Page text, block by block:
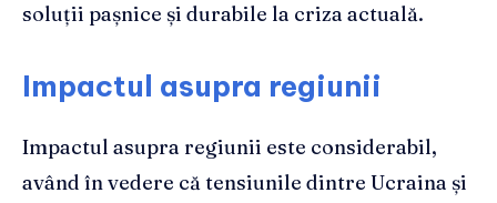
soluții pașnice și durabile la criza actuală.
Impactul asupra regiunii
Impactul asupra regiunii este considerabil,
având în vedere că tensiunile dintre Ucraina și